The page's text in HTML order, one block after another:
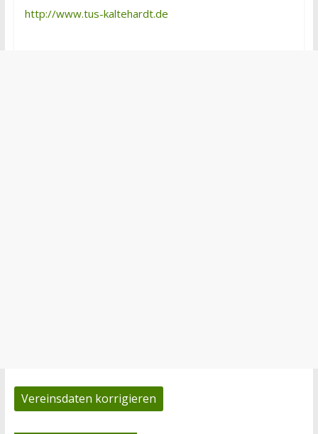
http://www.tus-kaltehardt.de
Vereinsdaten korrigieren